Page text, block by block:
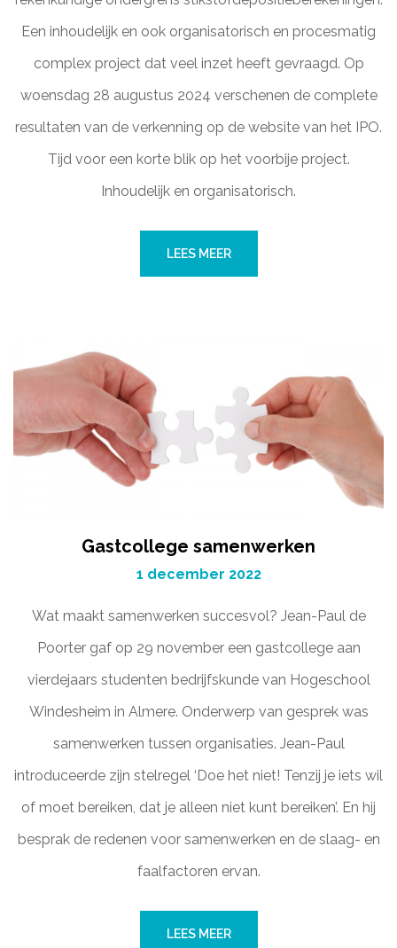
Een inhoudelijk en ook organisatorisch en procesmatig
complex project dat veel inzet heeft gevraagd. Op
woensdag 28 augustus 2024 verschenen de complete
resultaten van de verkenning op de website van het IPO.
Tijd voor een korte blik op het voorbije project.
Inhoudelijk en organisatorisch.
LEES MEER
Gastcollege samenwerken
1 december 2022
Wat maakt samenwerken succesvol? Jean-Paul de
Poorter gaf op 29 november een gastcollege aan
vierdejaars studenten bedrijfskunde van Hogeschool
Windesheim in Almere. Onderwerp van gesprek was
samenwerken tussen organisaties. Jean-Paul
introduceerde zijn stelregel ‘Doe het niet! Tenzij je iets wil
of moet bereiken, dat je alleen niet kunt bereiken’. En hij
besprak de redenen voor samenwerken en de slaag- en
faalfactoren ervan.
LEES MEER